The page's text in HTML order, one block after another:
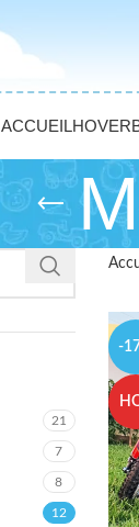
ACCUEIL
21
7
8
12
-